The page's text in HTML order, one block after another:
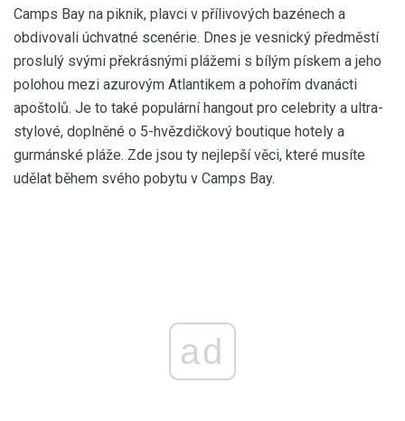
Camps Bay na piknik, plavci v přílivových bazénech a
obdivovali úchvatné scenérie. Dnes je vesnický předměstí
proslulý svými překrásnými plážemi s bílým pískem a jeho
polohou mezi azurovým Atlantikem a pohořím dvanácti
apoštolů. Je to také populární hangout pro celebrity a ultra-
stylové, doplněné o 5-hvězdičkový boutique hotely a
gurmánské pláže. Zde jsou ty nejlepší věci, které musíte
udělat během svého pobytu v Camps Bay.
ad